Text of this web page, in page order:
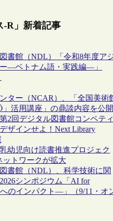
-R」新着記事
書館（NDL）「令和8年度ア
―ベトナム語・実践編―」
ター（NCAR）、「全国美術
活用講座」の鼎談内容を公開
2回デジタル図書館コンペティ
ザインせよ！Next Library
幼児向け読書推進プロジェク
ットワークが拡大
書館（NDL）、科学技術に関
シンポジウム「AI for
のインパクト―」（9/11・オ